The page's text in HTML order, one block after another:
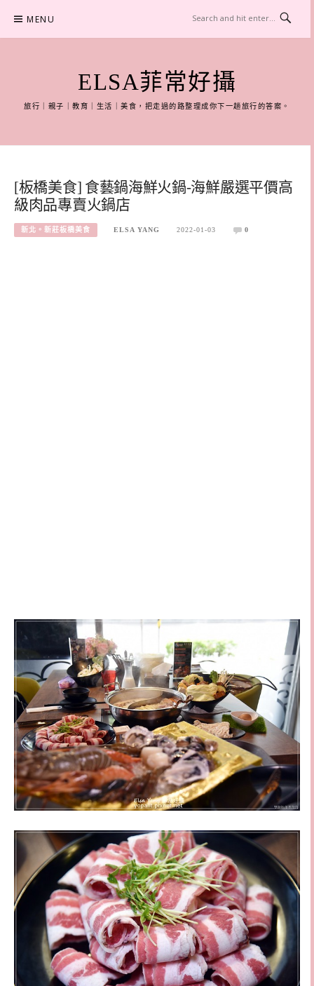
content
MENU
ELSA菲常好攝
旅行｜親子｜教育｜生活｜美食，把走過的路整理成你下一趟旅行的答案。
[板橋美食] 食藝鍋海鮮火鍋-海鮮嚴選平價高
級肉品專賣火鍋店
新北。新莊板橋美食 ELSA YANG 2022-01-03 0